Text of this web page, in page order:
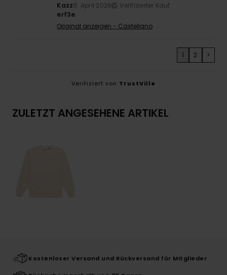
Kazz9. April 2026
Verifizierter Kauf
erf3e
Original anzeigen - Castellano
1 2 >
Verifiziert von TrustVille
ZULETZT ANGESEHENE ARTIKEL
Kostenloser Versand und Rückversand für Mitglieder